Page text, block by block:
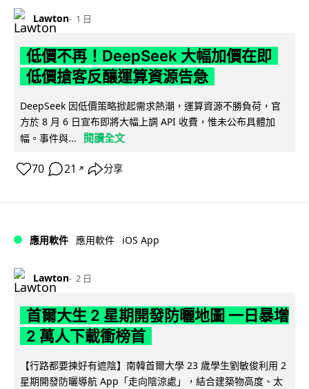
Lawton 1 日
低價不再！DeepSeek 大幅加價在即
低價搶客反釀運算資源告急
DeepSeek 因低價策略掀起需求熱潮，運算資源不勝負荷，官
方於 8 月 6 日宣布即將大幅上調 API 收費，惟未公布具體加
幅。事件與...
閱讀全文
70 21 ↗ 分享
應用軟件 應用軟件 iOS App
Lawton 2 日
首爾大生 2 星期開發防曬地圖 一日暴增
2 萬人下載衝榜首
【行路都要揀好有遮陰】南韓首爾大學 23 歲學生劉敏俊利用 2
星期開發防曬導航 App「走向陰涼處」，結合建築物高度、太